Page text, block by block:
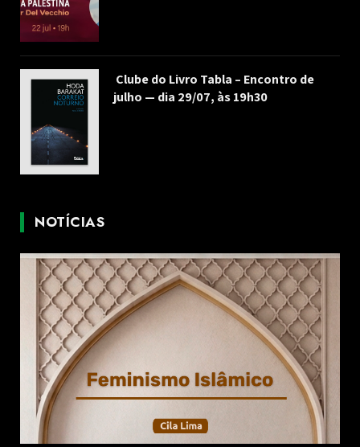
Clube do Livro Tabla – Encontro de
julho — dia 29/07, às 19h30
NOTÍCIAS